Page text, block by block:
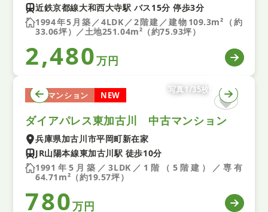
近鉄京都線大和西大寺駅 バス15分 停歩3分
1994年5月築／4LDK／2階建／建物109.3m²（約
33.06坪）／土地251.04m²（約75.93坪）
2,480万円
中古マンション NEW
写真1/35枚
ダイアパレス東加古川 中古マンション
兵庫県加古川市平岡町新在家
JR山陽本線東加古川駅 徒歩10分
1991年5月築／3LDK／1階（5階建）／専有
64.71m²（約19.57坪）
780万円